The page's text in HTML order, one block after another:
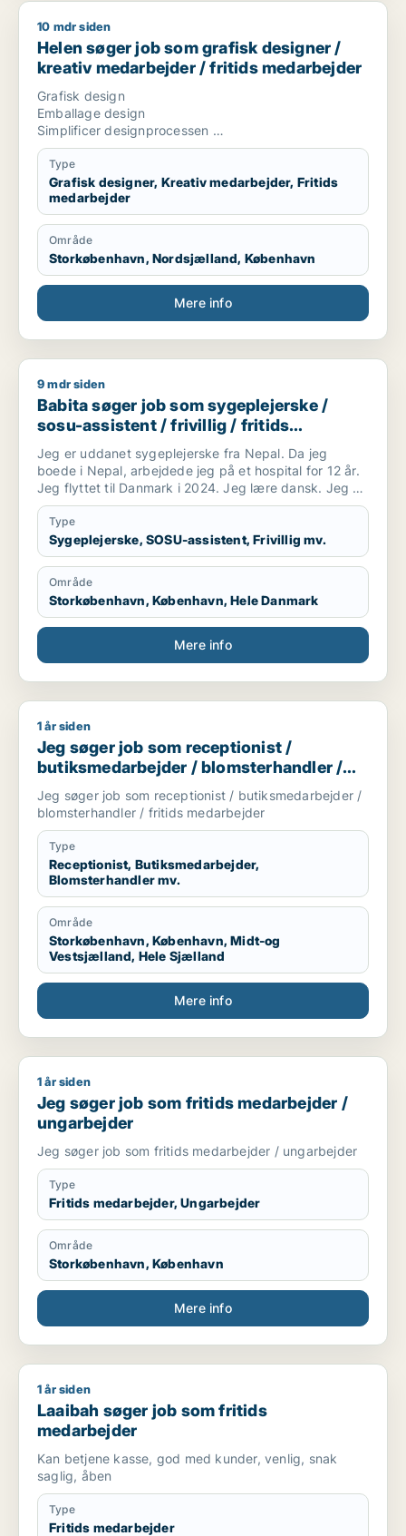
Helen søger job som grafisk designer / kreativ
10 mdr siden
Helen søger job som grafisk designer /
kreativ medarbejder / fritids medarbejder
Grafisk design
Emballage design
Simplificer designprocessen
CVI/design manual udførelse vedligehold og udvikling
Animationer
Video udvikling
Trend mood boards
Tilbudsdesign
Adobe cloud programmer
Excel design
Andre design områder
Skolevikar
Unge uddannelser underviser
Grafis design underviser
Unge medarbejder
Coach unge
Sprog dansk engels fransk
Type
Grafisk designer, Kreativ medarbejder, Fritids
medarbejder
Område
Storkøbenhavn, Nordsjælland, København
Mere info
Babita søger job som sygeplejerske / sosu-assistent /
9 mdr siden
Babita søger job som sygeplejerske /
sosu-assistent / frivillig / fritids
medarbejder
Jeg er uddanet sygeplejerske fra Nepal. Da jeg
boede i Nepal, arbejdede jeg på et hospital for 12 år.
Jeg flyttet til Danmark i 2024. Jeg lære dansk. Jeg vil
gerne arbejde som SOSU hjælper(ufaglærte).
Type
Sygeplejerske, SOSU-assistent, Frivillig mv.
Område
Storkøbenhavn, København, Hele Danmark
Mere info
Jeg søger job som receptionist / butiksmedarbejder /
1 år siden
Jeg søger job som receptionist /
butiksmedarbejder / blomsterhandler /
fritids medarbejder
Jeg søger job som receptionist / butiksmedarbejder /
blomsterhandler / fritids medarbejder
Type
Receptionist, Butiksmedarbejder,
Blomsterhandler mv.
Område
Storkøbenhavn, København, Midt-og
Vestsjælland, Hele Sjælland
Mere info
Jeg søger job som fritids medarbejder / ungarbejder
1 år siden
Jeg søger job som fritids medarbejder /
ungarbejder
Jeg søger job som fritids medarbejder / ungarbejder
Type
Fritids medarbejder, Ungarbejder
Område
Storkøbenhavn, København
Mere info
Laaibah søger job som fritids medarbejder
1 år siden
Laaibah søger job som fritids
medarbejder
Kan betjene kasse, god med kunder, venlig, snak
saglig, åben
Type
Fritids medarbejder